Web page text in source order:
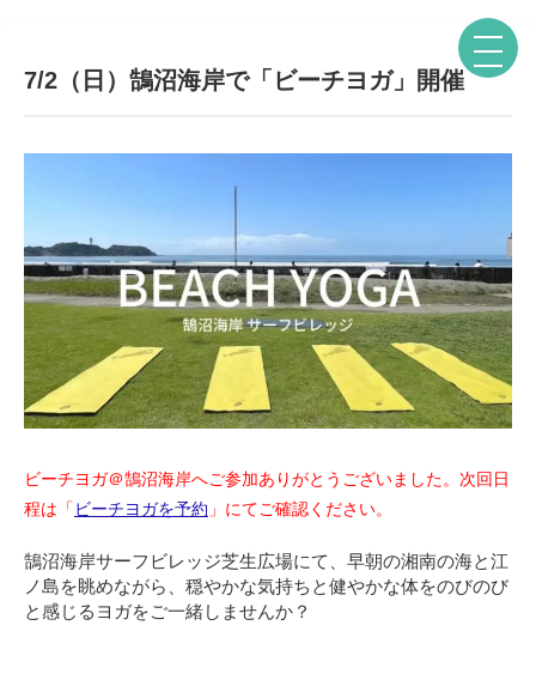
7/2（日）鵠沼海岸で「ビーチヨガ」開催
ビーチヨガ＠鵠沼海岸へご参加ありがとうございました。 次回日
程は「 ビーチヨガを予約 」にてご確認ください。
鵠沼海岸サーフビレッジ芝生広場にて、早朝の湘南の海と江
ノ島を眺めながら、穏やかな気持ちと健やかな体をのびのび
と感じるヨガをご一緒しませんか？